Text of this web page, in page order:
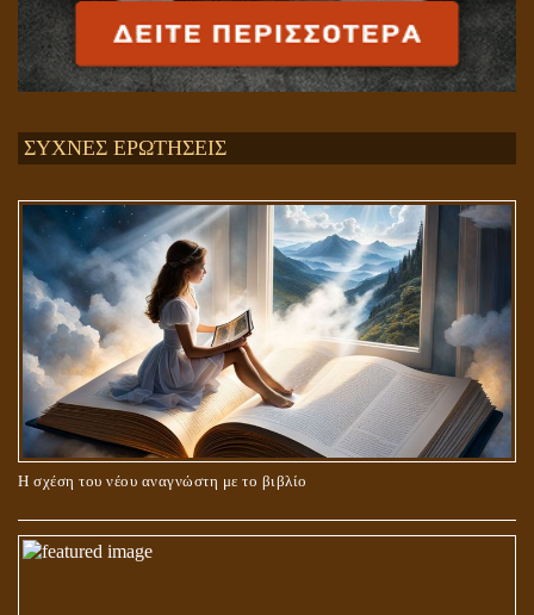
ΣΥΧΝΕΣ ΕΡΩΤΗΣΕΙΣ
Η σχέση του νέου αναγνώστη με το βιβλίο